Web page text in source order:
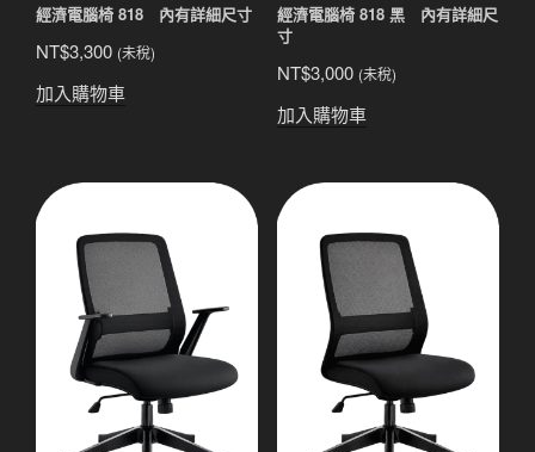
經濟電腦椅 818 內有詳細尺寸
NT$3,300 (未稅)
加入購物車
經濟電腦椅 818 黑 內有詳細尺
寸
NT$3,000 (未稅)
加入購物車